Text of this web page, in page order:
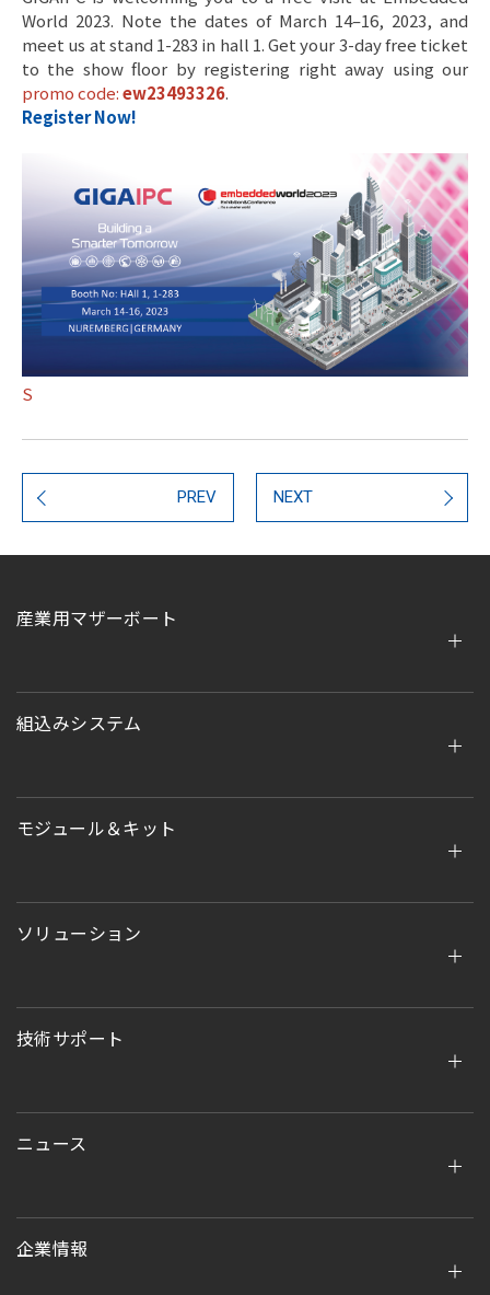
World 2023. Note the dates of March 14–16, 2023, and
meet us at stand 1-283 in hall 1. Get your 3-day free ticket
to the show floor by registering right away using our
promo code:ew23493326.
Register Now!
S
PREV NEXT
産業用マザーボート
組込みシステム
モジュール＆キット
ソリューション
技術サポート
ニュース
企業情報
Copyright © 2026GIGAIPC